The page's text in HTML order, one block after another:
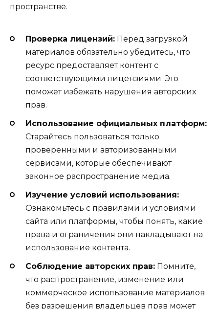
пространстве.
Проверка лицензий: Перед загрузкой
материалов обязательно убедитесь, что
ресурс предоставляет контент с
соответствующими лицензиями. Это
поможет избежать нарушения авторских
прав.
Использование официальных платформ:
Старайтесь пользоваться только
проверенными и авторизованными
сервисами, которые обеспечивают
законное распространение медиа.
Изучение условий использования:
Ознакомьтесь с правилами и условиями
сайта или платформы, чтобы понять, какие
права и ограничения они накладывают на
использование контента.
Соблюдение авторских прав: Помните,
что распространение, изменение или
коммерческое использование материалов
без разрешения владельцев прав может